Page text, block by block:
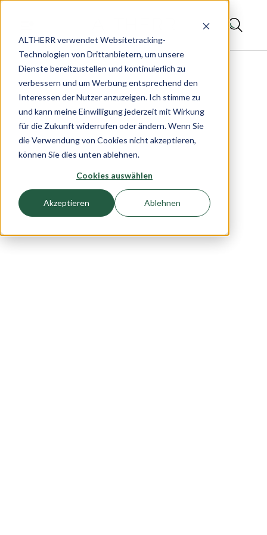
ALTHERR verwendet Websitetracking-
Technologien von Drittanbietern, um unsere
Dienste bereitzustellen und kontinuierlich zu
verbessern und um Werbung entsprechend den
Interessen der Nutzer anzuzeigen. Ich stimme zu
und kann meine Einwilligung jederzeit mit Wirkung
für die Zukunft widerrufen oder ändern. Wenn Sie
die Verwendung von Cookies nicht akzeptieren,
können Sie dies unten ablehnen.
Cookies auswählen
Akzeptieren Ablehnen